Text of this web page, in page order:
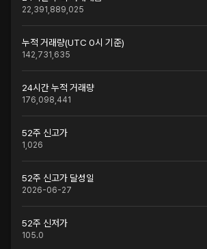
22,391,889,025
누적 거래량(UTC 0시 기준)
142,731,635
24시간 누적 거래량
176,098,441
52주 신고가
1,026
52주 신고가 달성일
2026-06-27
52주 신저가
105.0